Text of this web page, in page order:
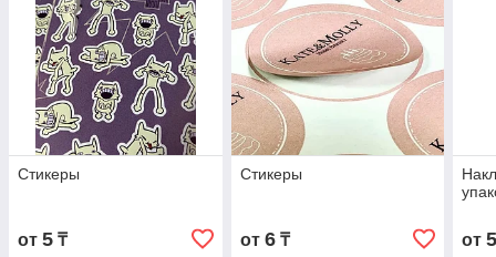
Стикеры
от 5 ₸
Стикеры
от 6₸ от